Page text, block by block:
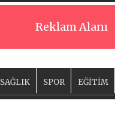
Reklam Alanı
SAĞLIK SPOR EĞİTİM